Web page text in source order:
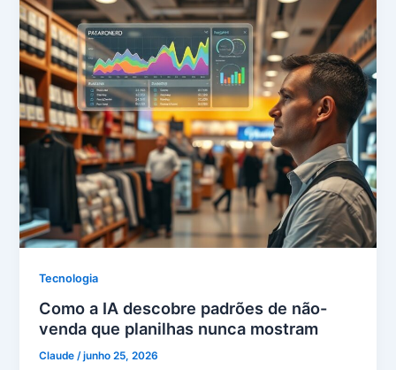
Tecnologia
Como a IA descobre padrões de não-
venda que planilhas nunca mostram
Claude/junho 25, 2026